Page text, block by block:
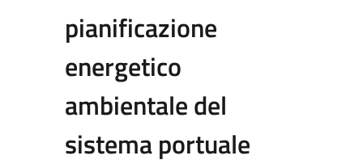
pianificazione
energetico
ambientale del
sistema portuale